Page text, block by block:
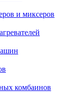
и миксеров
комбаинов